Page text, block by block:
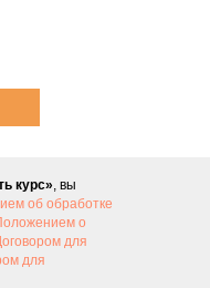
курс», вы
об обработке
о
для
для